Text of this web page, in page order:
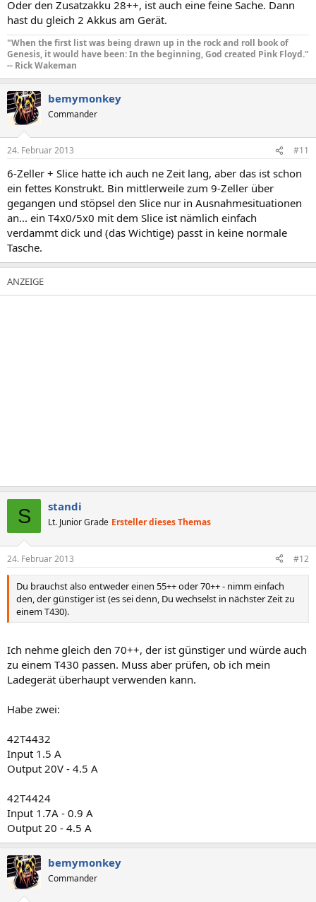
Oder den Zusatzakku 28++, ist auch eine feine Sache. Dann
hast du gleich 2 Akkus am Gerät.
"When the first list was being drawn up in the rock and roll book of
Genesis, it would have been: In the beginning, God created Pink Floyd."
-- Rick Wakeman
bemymonkey
Commander
24. Februar 2013 #11
6-Zeller + Slice hatte ich auch ne Zeit lang, aber das ist schon
ein fettes Konstrukt. Bin mittlerweile zum 9-Zeller über
gegangen und stöpsel den Slice nur in Ausnahmesituationen
an... ein T4x0/5x0 mit dem Slice ist nämlich einfach
verdammt dick und (das Wichtige) passt in keine normale
Tasche.
S standi
Lt. Junior Grade Ersteller dieses Themas
24. Februar 2013 #12
Du brauchst also entweder einen 55++ oder 70++ - nimm einfach
den, der günstiger ist (es sei denn, Du wechselst in nächster Zeit zu
einem T430).
Ich nehme gleich den 70++, der ist günstiger und würde auch
zu einem T430 passen. Muss aber prüfen, ob ich mein
Ladegerät überhaupt verwenden kann.
Habe zwei:
42T4432
Input 1.5 A
Output 20V - 4.5 A
42T4424
Input 1.7A - 0.9 A
Output 20 - 4.5 A
bemymonkey
Commander